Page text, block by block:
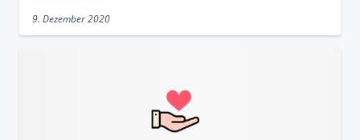
9. Dezember 2020